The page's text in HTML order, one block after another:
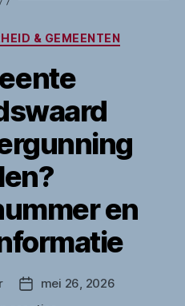
Categorieën
& GEMEENTEN
en
Berichtdatum
mei 26, 2026